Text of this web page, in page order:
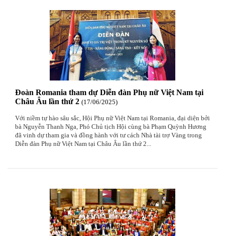
Đoàn Romania tham dự Diễn đàn Phụ nữ Việt Nam tại
Châu Âu lần thứ 2 17/06/2025
Với niềm tự hào sâu sắc, Hội Phụ nữ Việt Nam tại Romania, đại diện bởi
bà Nguyễn Thanh Nga, Phó Chủ tịch Hội cùng bà Phạm Quỳnh Hương
đã vinh dự tham gia và đồng hành với tư cách Nhà tài trợ Vàng trong
Diễn đàn Phụ nữ Việt Nam tại Châu Âu lần thứ 2...